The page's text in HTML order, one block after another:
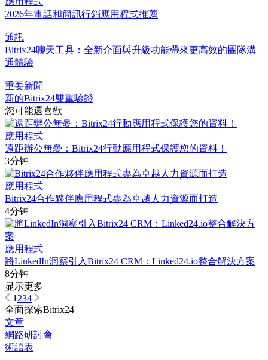
2026年電話和簡訊行銷應用程式推薦
通訊
Bitrix24聊天工具：全新介面與升級功能帶來更高效的團隊溝
通體驗
重要新聞
新的Bitrix24雙重驗證
您可能還喜歡
應用程式
遠距辦公無憂：Bitrix24行動應用程式保護您的資料！
3分钟
應用程式
Bitrix24合作夥伴應用程式專為卓越人力資源而打造
4分钟
應用程式
將LinkedIn洞察引入Bitrix24 CRM：Linked24.io整合解決方案
8分钟
显示更多
1234
全面探索Bitrix24
文章
網路研討會
術語表